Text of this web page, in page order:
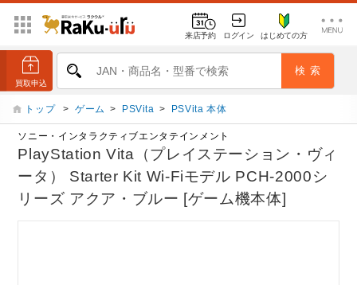
来店予約 ログイン はじめての方
トップ > ゲーム > PSVita > PSVita 本体
ソニー・インタラクティブエンタテインメント
PlayStation Vita（プレイステーション・ヴィ
ータ） Starter Kit Wi-Fiモデル PCH-2000シ
リーズ アクア・ブルー [ゲーム機本体]